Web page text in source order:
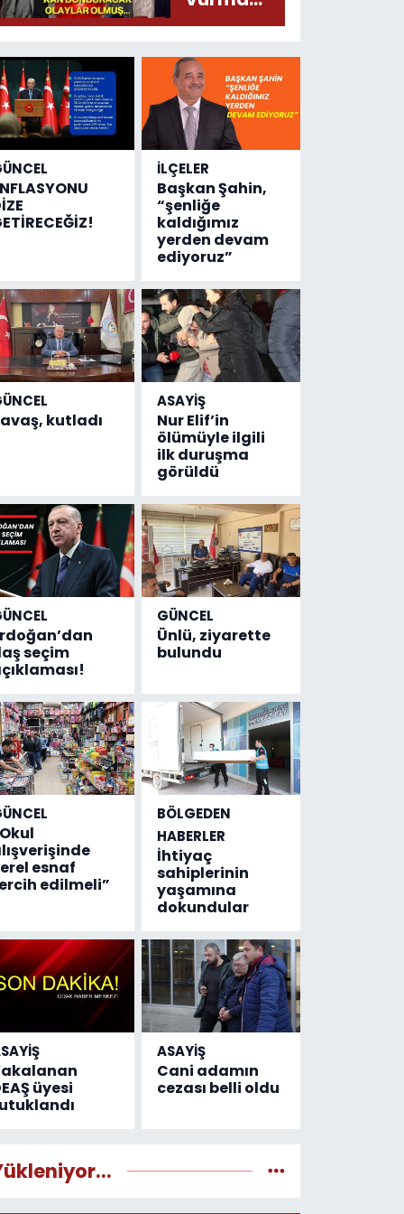
olayında
geldi...
Meğer, kan
donduracak
olaylar
olmuş...
İLÇELER
Başkan Şahin,
“şenliğe
kaldığımız
yerden devam
ediyoruz”
kutladı
ASAYİŞ
Nur Elif’in
ölümüyle ilgili
ilk duruşma
görüldü
seçim
GÜNCEL
Ünlü, ziyarette
bulundu
esnaf
edilmeli”
BÖLGEDEN
HABERLER
İhtiyaç
sahiplerinin
yaşamına
dokundular
üyesi
ASAYİŞ
Cani adamın
cezası belli oldu